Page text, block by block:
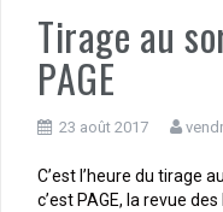
Tirage au
PAGE
23 août 2017
C’est l’heure du tirage
c’est PAGE, la revue